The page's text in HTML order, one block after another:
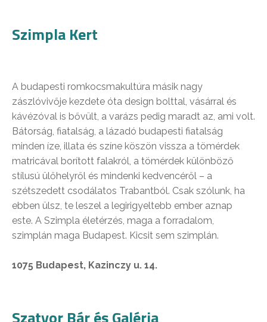
Szimpla Kert
A budapesti romkocsmakultúra másik nagy
zászlóvivője kezdete óta design bolttal, vásárral és
kávézóval is bővült, a varázs pedig maradt az, ami volt.
Bátorság, fiatalság, a lázadó budapesti fiatalság
minden íze, illata és színe köszön vissza a tömérdek
matricával borított falakról, a tömérdek különböző
stílusú ülőhelyről és mindenki kedvencéről – a
szétszedett csodálatos Trabantból. Csak szólunk, ha
ebben ülsz, te leszel a legirigyeltebb ember aznap
este. A Szimpla életérzés, maga a forradalom,
szimplán maga Budapest. Kicsit sem szimplán.
1075 Budapest, Kazinczy u. 14.